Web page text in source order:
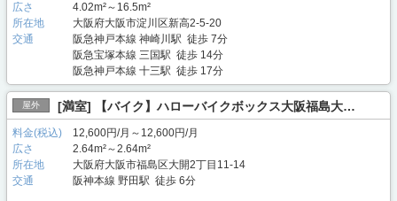
広さ
4.02m²～16.5m²
所在地
大阪府大阪市淀川区新高2-5-20
交通
阪急神戸本線 神崎川駅 徒歩 7分
阪急宝塚本線 三国駅 徒歩 14分
阪急神戸本線 十三駅 徒歩 17分
屋外 [満室] 【バイク】ハローバイクボックス大阪福島大…
料金(税込)
12,600円/月～12,600円/月
広さ
2.64m²～2.64m²
所在地
大阪府大阪市福島区大開2丁目11-14
交通
阪神本線 野田駅 徒歩 6分